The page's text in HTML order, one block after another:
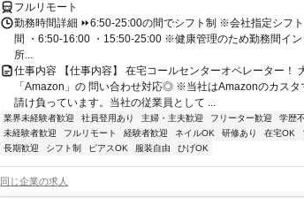
フルリモート
勤務時間詳細 ⏩6:50-25:00の間でシフト制 ※会社指定シフ
間 ・6:50-16:00 ・15:50-25:00 ※健康管理のため勤務間イ
所...
仕事内容 【仕事内容】 在宅コールセンターオペレーター！
「Amazon」の 問い合わせ対応◎ ※当社はAmazonのカスタ
請け負っています。当社の従業員として ...
業界未経験者歓迎 社員登用あり 主婦・主夫歓迎 フリーター歓迎 学歴
未経験者歓迎
フルリモート 経験者歓迎 ネイルOK 研修あり 在宅OK
長期歓迎
シフト制 ピアスOK 服装自由 ひげOK
同じ企業の求人